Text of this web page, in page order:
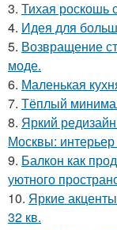
3. Тихая роскошь
4. Идея для
5. Возвращение
моде.
6. Маленькая
7. Тёплый
8. Яркий
Москвы: интерьер
9. Балкон как
уютного
10. Яркие
32 кв.